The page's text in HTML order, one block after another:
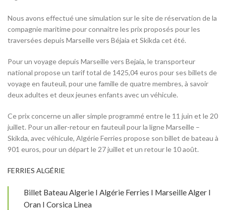
Nous avons effectué une simulation sur le site de réservation de la
compagnie maritime pour connaitre les prix proposés pour les
traversées depuis Marseille vers Béjaia et Skikda cet été.
Pour un voyage depuis Marseille vers Bejaia, le transporteur
national propose un tarif total de 1425,04 euros pour ses billets de
voyage en fauteuil, pour une famille de quatre membres, à savoir
deux adultes et deux jeunes enfants avec un véhicule.
Ce prix concerne un aller simple programmé entre le 11 juin et le 20
juillet. Pour un aller-retour en fauteuil pour la ligne Marseille –
Skikda, avec véhicule, Algérie Ferries propose son billet de bateau à
901 euros, pour un départ le 27 juillet et un retour le 10 août.
FERRIES ALGÉRIE
Billet Bateau Algerie I Algérie Ferries I Marseille Alger I
Oran I Corsica Linea